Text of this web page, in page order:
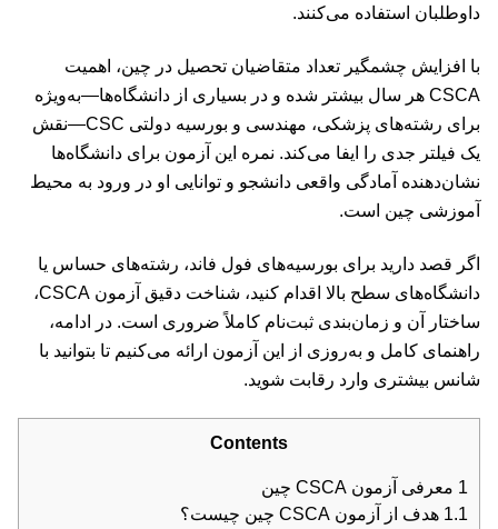
داوطلبان استفاده می‌کنند.
با افزایش چشمگیر تعداد متقاضیان تحصیل در چین، اهمیت
CSCA هر سال بیشتر شده و در بسیاری از دانشگاه‌ها—به‌ویژه
برای رشته‌های پزشکی، مهندسی و بورسیه دولتی CSC—نقش
یک فیلتر جدی را ایفا می‌کند. نمره این آزمون برای دانشگاه‌ها
نشان‌دهنده آمادگی واقعی دانشجو و توانایی او در ورود به محیط
آموزشی چین است.
اگر قصد دارید برای بورسیه‌های فول فاند، رشته‌های حساس یا
دانشگاه‌های سطح بالا اقدام کنید، شناخت دقیق آزمون CSCA،
ساختار آن و زمان‌بندی ثبت‌نام کاملاً ضروری است. در ادامه،
راهنمای کامل و به‌روزی از این آزمون ارائه می‌کنیم تا بتوانید با
شانس بیشتری وارد رقابت شوید.
Contents
1 معرفی آزمون CSCA چین
1.1 هدف از آزمون CSCA چین چیست؟